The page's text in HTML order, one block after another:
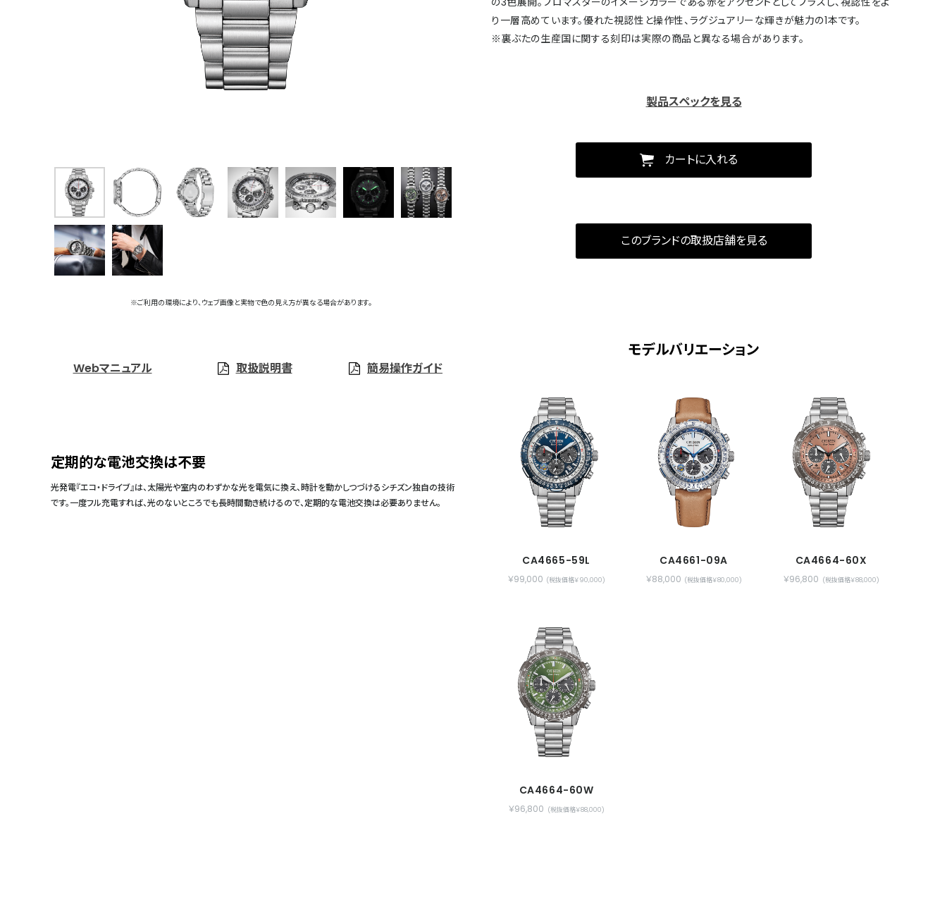
※ご利用の環境により、ウェブ画像と実物で色の見え方が異なる場合があります。
Webマニュアル 取扱説明書 簡易操作ガイド
定期的な電池交換は不要
光発電『エコ・ドライブ』は、太陽光や室内のわずかな光を電気に換え、時計を動かしつづけるシチズン独自の技術
です。一度フル充電すれば、光のないところでも長時間動き続けるので、定期的な電池交換は必要ありません。
り一層高めています。優れた視認性と操作性、ラグジュアリーな輝きが魅力の1本です。
※裏ぶたの生産国に関する刻印は実際の商品と異なる場合があります。
製品スペックを見る
カートに入れる
このブランドの取扱店舗を見る
モデルバリエーション
CA4665-59L
￥99,000 (税抜価格￥90,000)
CA4661-09A
￥88,000 (税抜価格￥80,000)
CA4664-60X
￥96,800 (税抜価格￥88,000)
CA4664-60W
￥96,800 (税抜価格￥88,000)